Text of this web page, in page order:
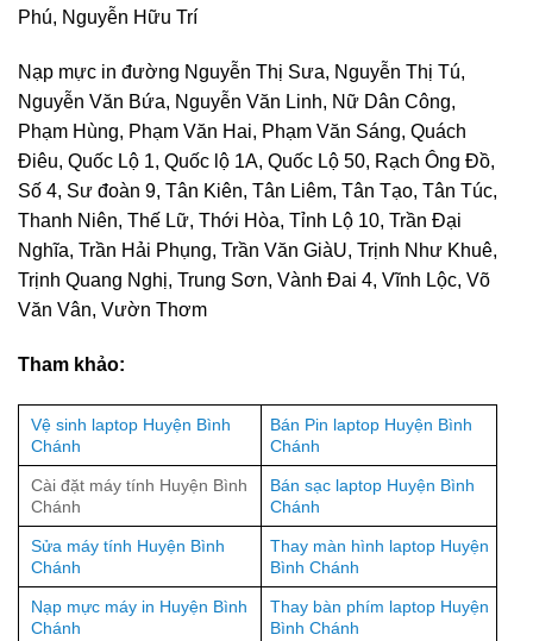
Phú, Nguyễn Hữu Trí
Nạp mực in đường Nguyễn Thị Sưa, Nguyễn Thị Tú,
Nguyễn Văn Bứa, Nguyễn Văn Linh, Nữ Dân Công,
Phạm Hùng, Phạm Văn Hai, Phạm Văn Sáng, Quách
Điêu, Quốc Lộ 1, Quốc lộ 1A, Quốc Lộ 50, Rạch Ông Đồ,
Số 4, Sư đoàn 9, Tân Kiên, Tân Liêm, Tân Tạo, Tân Túc,
Thanh Niên, Thế Lữ, Thới Hòa, Tỉnh Lộ 10, Trần Đại
Nghĩa, Trần Hải Phụng, Trần Văn GiàU, Trịnh Như Khuê,
Trịnh Quang Nghị, Trung Sơn, Vành Đai 4, Vĩnh Lộc, Võ
Văn Vân, Vườn Thơm
Tham khảo:
Vệ sinh laptop Huyện Bình
Chánh
Bán Pin laptop Huyện Bình
Chánh
Cài đặt máy tính Huyện Bình
Chánh
Bán sạc laptop Huyện Bình
Chánh
Sửa máy tính Huyện Bình
Chánh
Thay màn hình laptop Huyện
Bình Chánh
Nạp mực máy in Huyện Bình
Chánh
Thay bàn phím laptop Huyện
Bình Chánh